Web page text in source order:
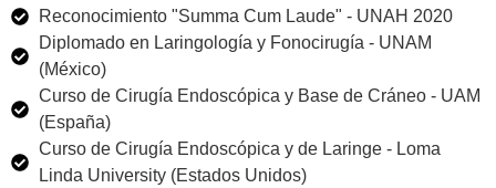
Reconocimiento "Summa Cum Laude" - UNAH 2020
Diplomado en Laringología y Fonocirugía - UNAM
(México)
Curso de Cirugía Endoscópica y Base de Cráneo - UAM
(España)
Curso de Cirugía Endoscópica y de Laringe - Loma
Linda University (Estados Unidos)